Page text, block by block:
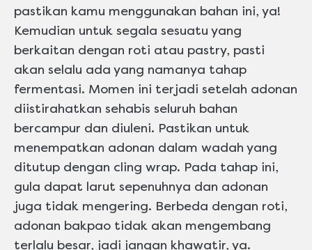
pastikan kamu menggunakan bahan ini, ya!
Kemudian untuk segala sesuatu yang
berkaitan dengan roti atau pastry, pasti
akan selalu ada yang namanya tahap
fermentasi. Momen ini terjadi setelah adonan
diistirahatkan sehabis seluruh bahan
bercampur dan diuleni. Pastikan untuk
menempatkan adonan dalam wadah yang
ditutup dengan cling wrap. Pada tahap ini,
gula dapat larut sepenuhnya dan adonan
juga tidak mengering. Berbeda dengan roti,
adonan bakpao tidak akan mengembang
terlalu besar, jadi jangan khawatir, ya.